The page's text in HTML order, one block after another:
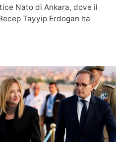
Nato di Ankara, dove il
Tayyip Erdogan ha